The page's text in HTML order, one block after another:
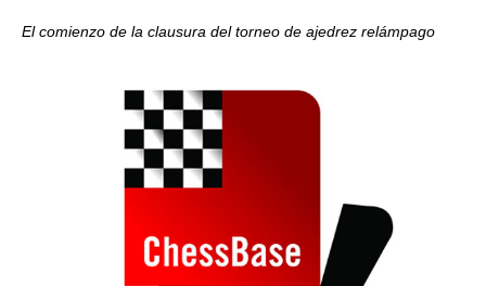
El comienzo de la clausura del torneo de ajedrez relámpago